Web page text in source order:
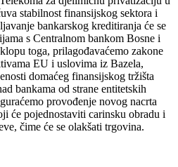
stabilnost finansijskog sektora i
bankarskog kreditiranja će se
s Centralnom bankom Bosne i
toga, prilagođavaćemo zakone
EU i uslovima iz Bazela,
domaćeg finansijskog tržišta
bankama od strane entitetskih
provođenje novog nacrta
će pojednostaviti carinsku obradu i
čime će se olakšati trgovina.